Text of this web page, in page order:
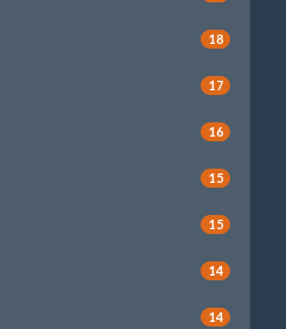
18
17
16
15
15
14
14